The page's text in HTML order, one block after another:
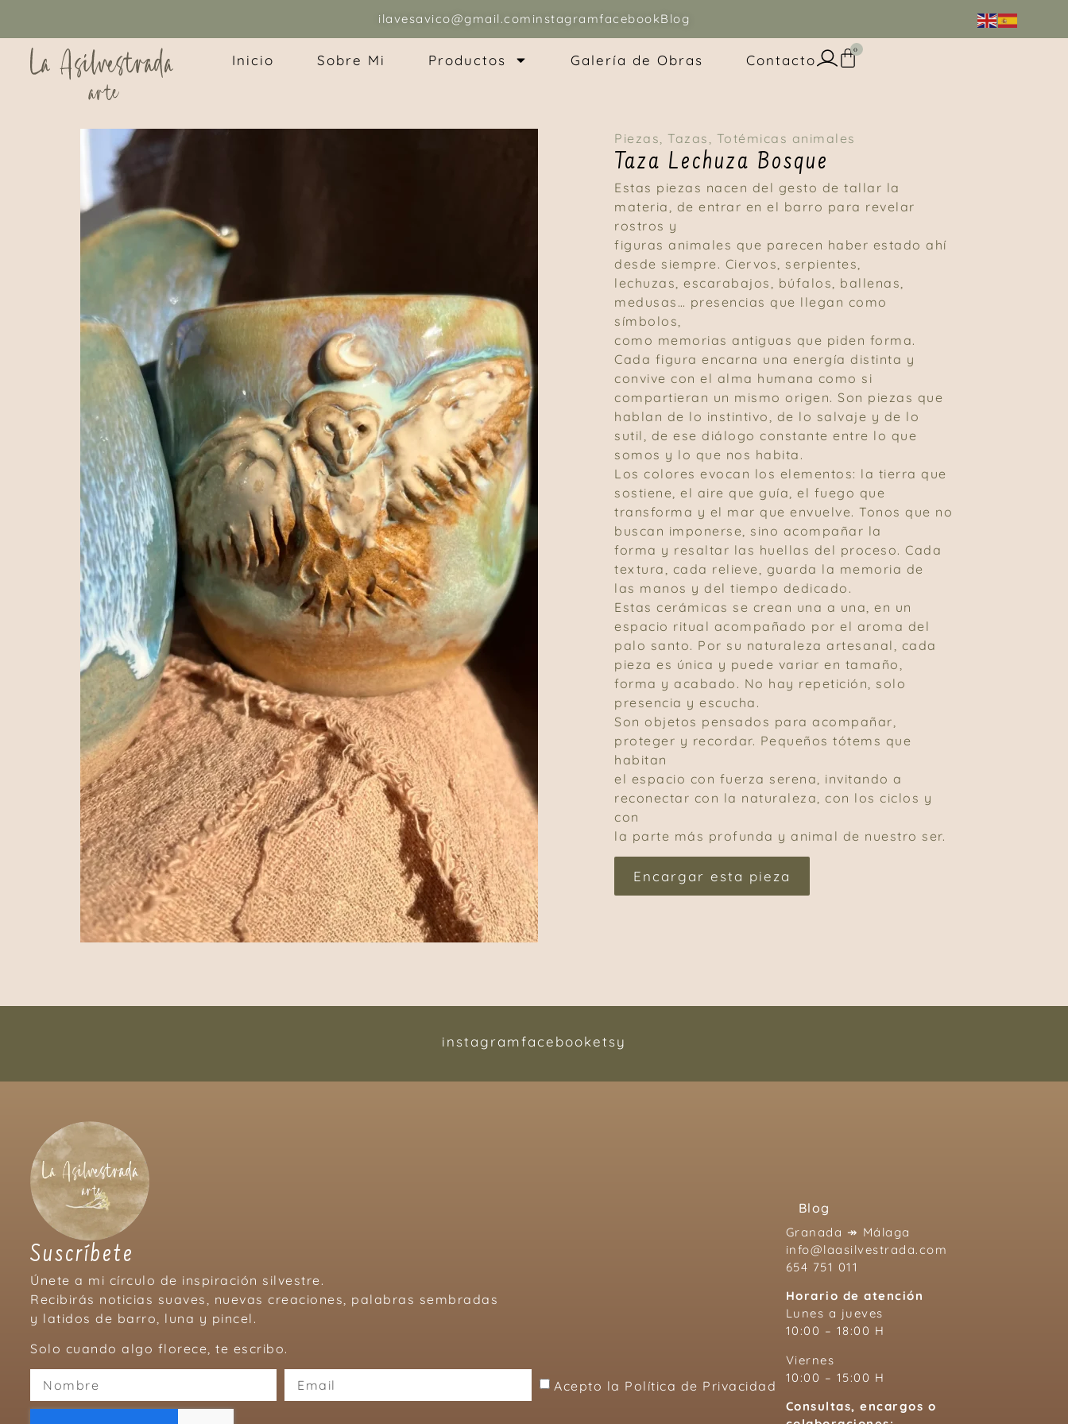
ilavesavico@gmail.com instagramfacebookBlog
Inicio Sobre Mi Productos Galería de Obras Contacto
0
Piezas ,Tazas Totémicas animales
Taza Lechuza Bosque
Estas piezas nacen del gesto de tallar la
materia, de entrar en el barro para revelar
rostros y
figuras animales que parecen haber estado ahí
desde siempre. Ciervos, serpientes,
lechuzas, escarabajos, búfalos, ballenas,
medusas… presencias que llegan como
símbolos,
como memorias antiguas que piden forma.
Cada figura encarna una energía distinta y
convive con el alma humana como si
compartieran un mismo origen. Son piezas que
hablan de lo instintivo, de lo salvaje y de lo
sutil, de ese diálogo constante entre lo que
somos y lo que nos habita.
Los colores evocan los elementos: la tierra que
sostiene, el aire que guía, el fuego que
transforma y el mar que envuelve. Tonos que no
buscan imponerse, sino acompañar la
forma y resaltar las huellas del proceso. Cada
textura, cada relieve, guarda la memoria de
las manos y del tiempo dedicado.
Estas cerámicas se crean una a una, en un
espacio ritual acompañado por el aroma del
palo santo. Por su naturaleza artesanal, cada
pieza es única y puede variar en tamaño,
forma y acabado. No hay repetición, solo
presencia y escucha.
Son objetos pensados para acompañar,
proteger y recordar. Pequeños tótems que
habitan
el espacio con fuerza serena, invitando a
reconectar con la naturaleza, con los ciclos y
con
la parte más profunda y animal de nuestro ser.
Encargar esta pieza
instagramfacebooketsy
Suscríbete
Únete a mi círculo de inspiración silvestre.
Recibirás noticias suaves, nuevas creaciones, palabras sembradas
y latidos de barro, luna y pincel.
Solo cuando algo florece, te escribo.
Acepto la Política de Privacidad
Blog
Granada ↠ Málaga
info@laasilvestrada.com
654 751 011
Horario de atención
Lunes a jueves
10:00 – 18:00 H
Viernes
10:00 – 15:00 H
Consultas, encargos o